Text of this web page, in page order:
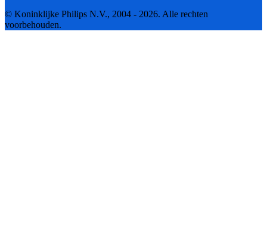
© Koninklijke Philips N.V., 2004 - 2026. Alle rechten
voorbehouden.